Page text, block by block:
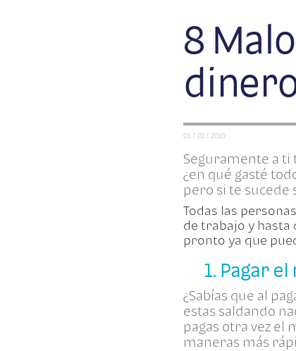
8
03 / 01 / 2019
Seguramente a ti
¿en qué gasté
pero si te
Todas las
de trabajo y hasta
pronto ya que
1. Pagar
¿Sabías que al
estas saldando
pagas otra vez el
maneras más